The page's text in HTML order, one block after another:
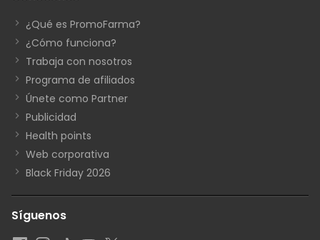
¿Qué es PromoFarma?
¿Cómo funciona?
Trabaja con nosotros
Programa de afiliados
Únete como Partner
Publicidad
Health points
Web corporativa
Black Friday 2026
Síguenos